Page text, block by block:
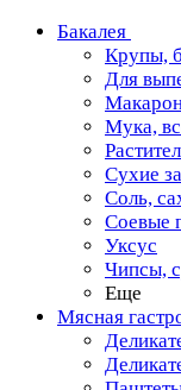
Бакалея
Крупы,
Для
Мука,
Сухие
Соль,
Соевые
Уксус
Чипсы,
Еще
Мясная